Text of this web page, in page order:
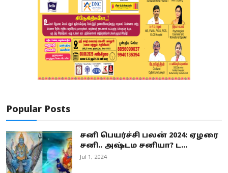
Popular Posts
சனி பெயர்ச்சி பலன் 2024: ஏழரை
சனி.. அஷ்டம சனியா? ட...
Jul 1, 2024